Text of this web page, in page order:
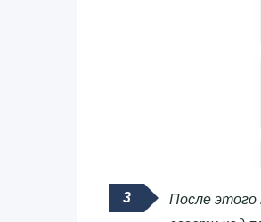
После этого